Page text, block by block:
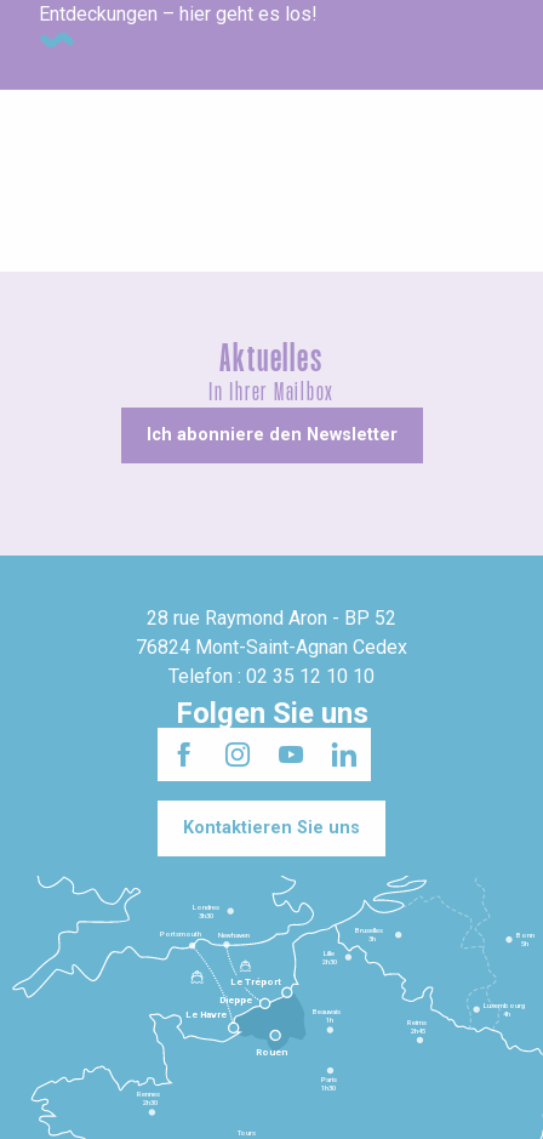
Entdeckungen – hier geht es los!
Aktuelles
In Ihrer Mailbox
Ich abonniere den Newsletter
28 rue Raymond Aron - BP 52
76824 Mont-Saint-Agnan Cedex
Telefon : 02 35 12 10 10
Folgen Sie uns
Kontaktieren Sie uns
Le Havre
Dieppe
Le Tréport
Rennes
2h30
Tours
Paris
1h30
Beauvais
1h
Reims
2h45
Lille
2h30
Bruxelles
3h
Londres
3h30
Newhaven
Portsmouth
Bonn
5h
Luxembourg
4h
Rouen